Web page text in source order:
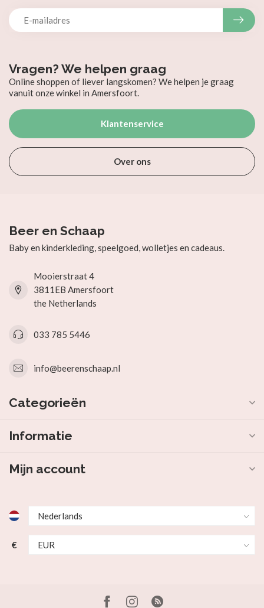
Vragen? We helpen graag
Online shoppen of liever langskomen? We helpen je graag
vanuit onze winkel in Amersfoort.
Klantenservice
Over ons
Beer en Schaap
Baby en kinderkleding, speelgoed, wolletjes en cadeaus.
Mooierstraat 4
3811EB Amersfoort
the Netherlands
033 785 5446
info@beerenschaap.nl
Categorieën
Informatie
Mijn account
€